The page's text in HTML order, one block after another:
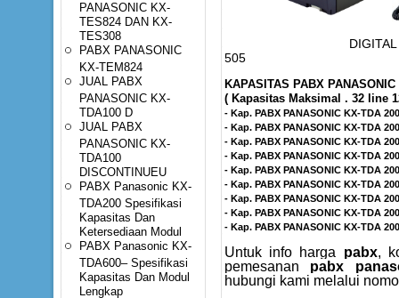
PANASONIC KX-
TES824 DAN KX-
TES308
PABX PANASONIC
KX-TEM824
JUAL PABX
PANASONIC KX-
TDA100 D
JUAL PABX
PANASONIC KX-
TDA100
DISCONTINUEU
PABX Panasonic KX-
TDA200 Spesifikasi
Kapasitas Dan
Ketersediaan Modul
PABX Panasonic KX-
TDA600– Spesifikasi
Kapasitas Dan Modul
Lengkap
DIGITAL TELP
505
KAPASITAS PABX
( Kapasitas Maksimal . 32 line
- Kap. PABX PANASONIC KX-TDA
- Kap. PABX PANASONIC KX-TDA
- Kap. PABX PANASONIC KX-TDA
- Kap. PABX PANASONIC KX-TDA
- Kap. PABX PANASONIC KX-TDA
- Kap. PABX PANASONIC KX-TDA
- Kap. PABX PANASONIC KX-TDA
- Kap. PABX PANASONIC KX-TDA
- Kap. PABX PANASONIC KX-TDA
Untuk info harga pabx,
pemesanan pabx
hubungi kami melalui